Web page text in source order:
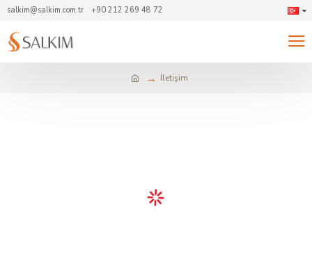
salkim@salkim.com.tr +90 212 269 48 72
İletişim